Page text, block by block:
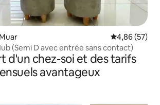
Évaluation
4,86 (57)
(Semi D avec entrée sans contact)
d'un chez-soi et des tarifs
avantageux